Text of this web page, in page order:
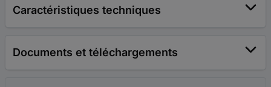
Caractéristiques techniques
Documents et téléchargements